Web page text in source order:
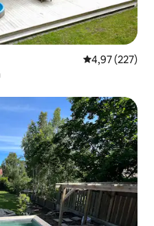
4,97 de uma
4,97 (227)
hóspedes